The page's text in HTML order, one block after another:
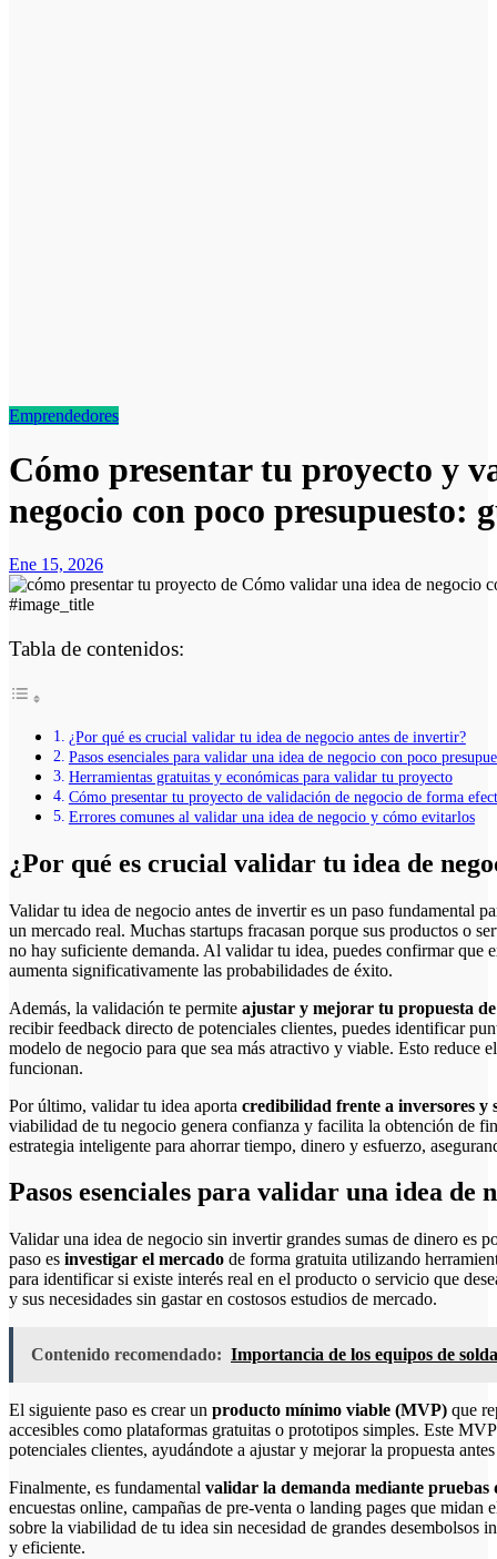
Emprendedores
Cómo presentar tu proyecto y
negocio con poco presupuesto:
Ene 15, 2026
#image_title
Tabla de contenidos:
¿Por qué es crucial validar tu idea de negocio antes de invertir?
Pasos esenciales para validar una idea de negocio con poco
Herramientas gratuitas y económicas para validar tu proyecto
Cómo presentar tu proyecto de validación de negocio de forma
Errores comunes al validar una idea de negocio y cómo evitarlos
¿Por qué es crucial validar tu idea de
Validar tu idea de negocio antes de invertir es un paso fundamental para minimizar riesgos y asegurar que tu proyecto tenga
un mercado real. Muchas startups fracasan porque sus productos o
no hay suficiente demanda. Al validar tu idea, puedes confirmar que
aumenta significativamente las probabilidades de éxito.
Además, la validación te permite ajustar y mejorar tu propuesta
recibir feedback directo de potenciales clientes, puedes identificar
modelo de negocio para que sea más atractivo y viable. Esto reduce
funcionan.
Por último, validar tu idea aporta credibilidad frente a inversores y
viabilidad de tu negocio genera confianza y facilita la obtención de
estrategia inteligente para ahorrar tiempo, dinero y esfuerzo,
Pasos esenciales para validar una idea de
Validar una idea de negocio sin invertir grandes sumas de dinero es
paso es investigar el mercado de forma gratuita utilizando
para identificar si existe interés real en el producto o servicio que
y sus necesidades sin gastar en costosos estudios de mercado.
Contenido recomendado: Importancia de los equipos de
El siguiente paso es crear un producto mínimo viable (MVP) que
accesibles como plataformas gratuitas o prototipos simples. Este
potenciales clientes, ayudándote a ajustar y mejorar la propuesta
Finalmente, es fundamental validar la demanda mediante pruebas
encuestas online, campañas de pre-venta o landing pages que midan
sobre la viabilidad de tu idea sin necesidad de grandes desembolsos
y eficiente.